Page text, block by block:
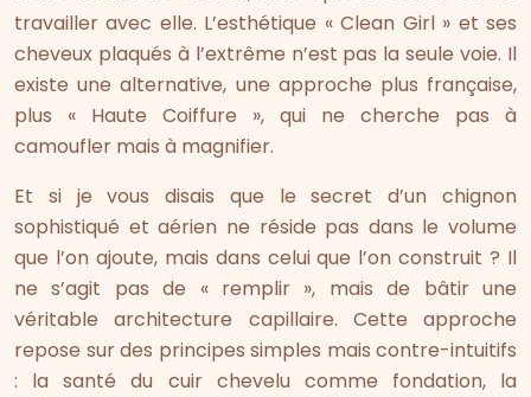
travailler avec elle. L’esthétique « Clean Girl » et ses
cheveux plaqués à l’extrême n’est pas la seule voie. Il
existe une alternative, une approche plus française,
plus « Haute Coiffure », qui ne cherche pas à
camoufler mais à magnifier.
Et si je vous disais que le secret d’un chignon
sophistiqué et aérien ne réside pas dans le volume
que l’on ajoute, mais dans celui que l’on construit ? Il
ne s’agit pas de « remplir », mais de bâtir une
véritable architecture capillaire. Cette approche
repose sur des principes simples mais contre-intuitifs
: la santé du cuir chevelu comme fondation, la